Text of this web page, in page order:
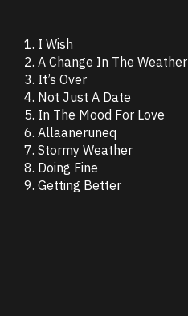
1. I Wish
2. A Change In The Weather
3. It’s Over
4. Not Just A Date
5. In The Mood For Love
6. Allaaneruneq
7. Stormy Weather
8. Doing Fine
9. Getting Better